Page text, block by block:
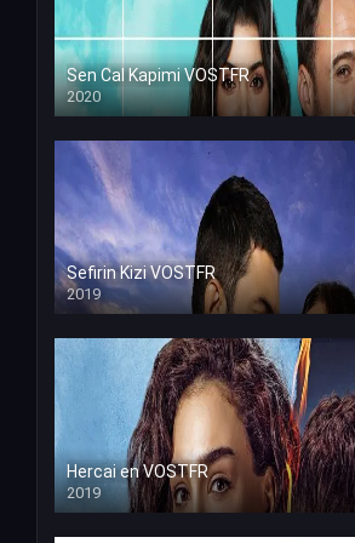
Sen Cal Kapimi VOSTFR
2020
Sefirin Kizi VOSTFR
2019
Hercai en VOSTFR
2019